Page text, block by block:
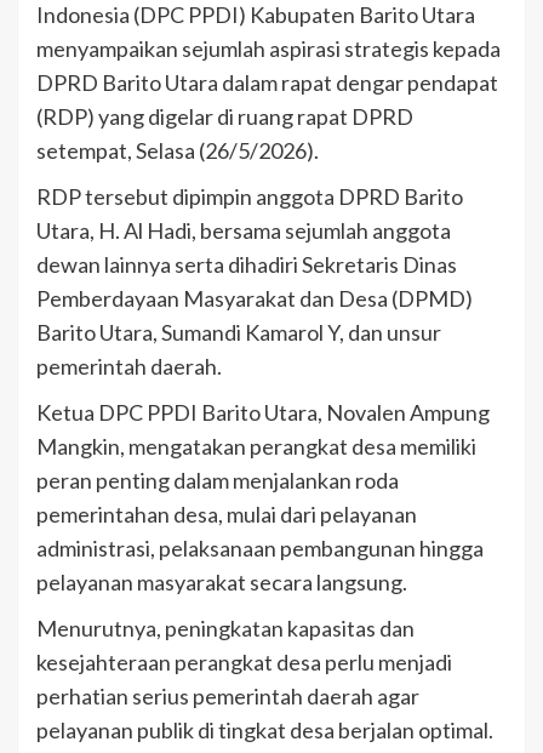
Indonesia (DPC PPDI) Kabupaten Barito Utara
menyampaikan sejumlah aspirasi strategis kepada
DPRD Barito Utara dalam rapat dengar pendapat
(RDP) yang digelar di ruang rapat DPRD
setempat, Selasa (26/5/2026).
RDP tersebut dipimpin anggota DPRD Barito
Utara, H. Al Hadi, bersama sejumlah anggota
dewan lainnya serta dihadiri Sekretaris Dinas
Pemberdayaan Masyarakat dan Desa (DPMD)
Barito Utara, Sumandi Kamarol Y, dan unsur
pemerintah daerah.
Ketua DPC PPDI Barito Utara, Novalen Ampung
Mangkin, mengatakan perangkat desa memiliki
peran penting dalam menjalankan roda
pemerintahan desa, mulai dari pelayanan
administrasi, pelaksanaan pembangunan hingga
pelayanan masyarakat secara langsung.
Menurutnya, peningkatan kapasitas dan
kesejahteraan perangkat desa perlu menjadi
perhatian serius pemerintah daerah agar
pelayanan publik di tingkat desa berjalan optimal.